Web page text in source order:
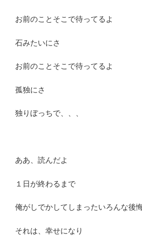
お前のことそこで待ってるよ
石みたいにさ
お前のことそこで待ってるよ
孤独にさ
独りぼっちで、、、
ああ、読んだよ
１日が終わるまで
俺がしでかしてしまったいろんな後
それは、幸せになり